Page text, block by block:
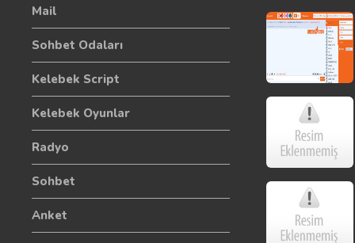
Mail
Sohbet Odaları
Kelebek Script
Kelebek Oyunlar
Radyo
Sohbet
Anket